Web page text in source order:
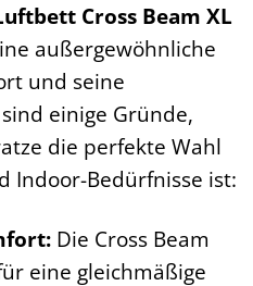
Cross Beam XL
außergewöhnliche
und seine
einige Gründe,
die perfekte Wahl
Indoor-Bedürfnisse ist:
Die Cross Beam
eine gleichmäßige